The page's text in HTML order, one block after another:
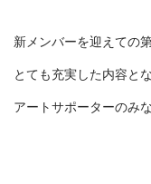
新メンバーを迎えての
とても充実した内容と
アートサポーターのみ